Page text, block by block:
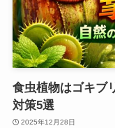
食虫植物はゴキブ
対策5選
2025年12月28日